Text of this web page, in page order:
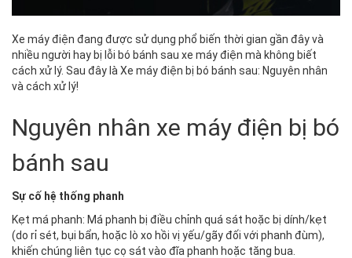
Xe máy điện đang được sử dụng phổ biến thời gian gần đây và
nhiều người hay bị lỗi bó bánh sau xe máy điện mà không biết
cách xử lý. Sau đây là Xe máy điện bị bó bánh sau: Nguyên nhân
và cách xử lý!
Nguyên nhân xe máy điện bị bó
bánh sau
Sự cố hệ thống phanh
Kẹt má phanh: Má phanh bị điều chỉnh quá sát hoặc bị dính/kẹt
(do rỉ sét, bụi bẩn, hoặc lò xo hồi vị yếu/gãy đối với phanh đùm),
khiến chúng liên tục cọ sát vào đĩa phanh hoặc tăng bua.